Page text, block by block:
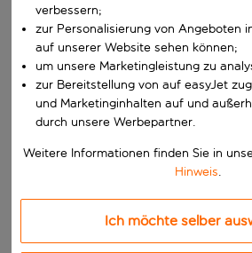
Beginne mit der Eingabe für die
Ab
Beginne mit der Eingabe für die
Nach
Reisezeitraum wählen
verbessern;
zur Personalisierung von Angeboten
auf unserer Website sehen können;
um unsere Marketingleistung zu
zur Bereitstellung von auf easyJet
und Marketinginhalten auf und
durch unsere Werbepartner.
Weitere Informationen finden Sie in
Hinweis.
Ich möchte selber